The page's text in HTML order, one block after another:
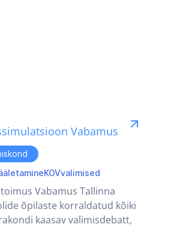
Vabamus
KOVvalimised
Vabamus Tallinna
õpilaste korraldatud kõiki
kaasav valimisdebatt,